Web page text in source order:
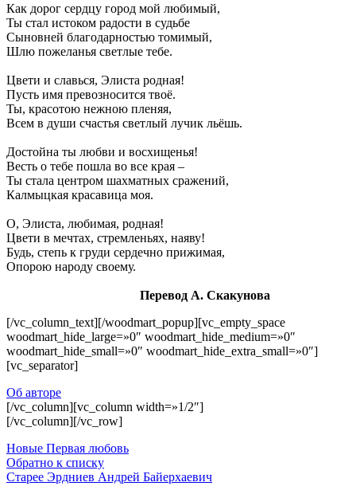
Как дорог сердцу город мой любимый,
Ты стал истоком радости в судьбе
Сыновней благодарностью томимый,
Шлю пожеланья светлые тебе.
Цвети и славься, Элиста родная!
Пусть имя превозносится твоё.
Ты, красотою нежною пленяя,
Всем в души счастья светлый лучик льёшь.
Достойна ты любви и восхищенья!
Весть о тебе пошла во все края –
Ты стала центром шахматных сражений,
Калмыцкая красавица моя.
О, Элиста, любимая, родная!
Цвети в мечтах, стремленьях, наяву!
Будь, степь к груди сердечно прижимая,
Опорою народу своему.
Перевод А. Скакунова
[/vc_column_text][/woodmart_popup][vc_empty_space
woodmart_hide_large=»0″ woodmart_hide_medium=»0″
woodmart_hide_small=»0″ woodmart_hide_extra_small=»0″]
[vc_separator]
Об авторе
[/vc_column][vc_column width=»1/2″]
[/vc_column][/vc_row]
Новые Первая любовь
Обратно к списку
Старее Эрдниев Андрей Байерхаевич